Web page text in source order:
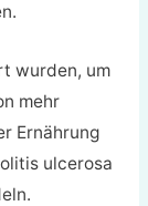
wurden, um
mehr
Ernährung
ulcerosa